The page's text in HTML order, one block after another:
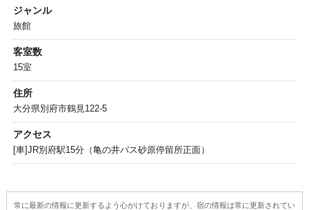
ジャンル
旅館
客室数
15室
住所
大分県別府市鶴見122-5
アクセス
[車]JR別府駅15分（亀の井バス砂原停留所正面）
常に最新の情報に更新するよう心がけておりますが、宿の情報は常に更新されてい